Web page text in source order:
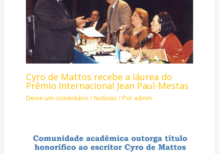
Cyro de Mattos recebe a láurea do
Prêmio Internacional Jean Paul-Mestas
Deixe um comentário /Notícias / Por admin